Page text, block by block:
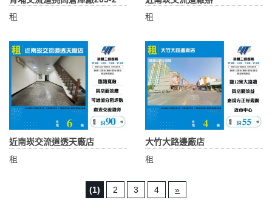
租
租
近南崁交流道透天廠店
租
大竹大路邊廠店
租
(1) 2 3 4 »